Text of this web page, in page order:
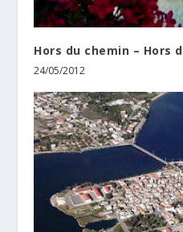
Hors du chemin – Hors
24/05/2012